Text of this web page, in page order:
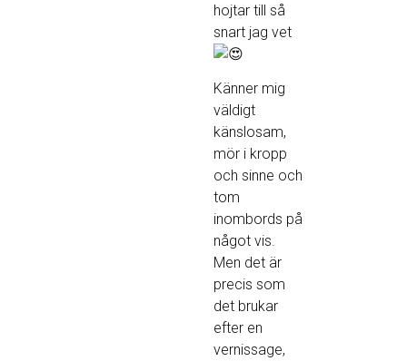
hojtar till så
snart jag vet
Känner mig
väldigt
känslosam,
mör i kropp
och sinne och
tom
inombords på
något vis.
Men det är
precis som
det brukar
efter en
vernissage,